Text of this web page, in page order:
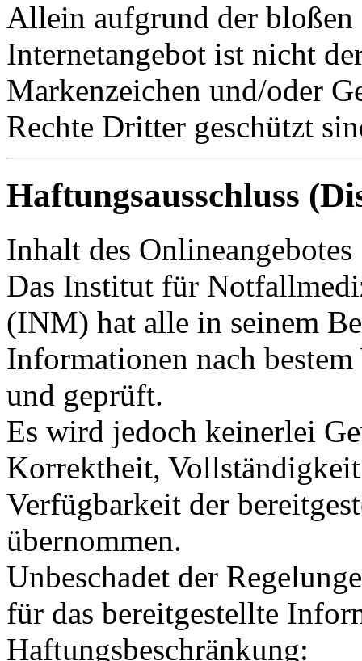
Allein aufgrund der bloßen
Internetangebot ist nicht
Markenzeichen und/oder
Rechte Dritter geschützt
Haftungsausschluss
Inhalt des Onlineangebotes
Das Institut für
(INM) hat alle in seinem
Informationen nach
und geprüft.
Es wird jedoch keinerlei
Korrektheit,
Verfügbarkeit der
übernommen.
Unbeschadet der
für das bereitgestellte
Haftungsbeschränkung: